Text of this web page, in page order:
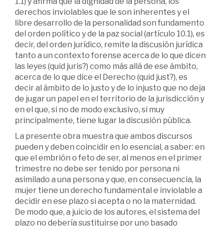
derechos inviolables que le son inherentes y el
libre desarrollo de la personalidad son fundamento
del orden político y de la paz social (artículo 10.1), es
decir, del orden jurídico, remite la discusión jurídica
tanto a un contexto forense acerca de lo que dicen
las leyes (quid juris?) como más allá de ese ámbito,
acerca de lo que dice el Derecho (quid just?), es
decir al ámbito de lo justo y de lo injusto que no deja
de jugar un papel en el territorio de la jurisdicción y
en el que, si no de modo exclusivo, si muy
principalmente, tiene lugar la discusión pública.
La presente obra muestra que ambos discursos
pueden y deben coincidir en lo esencial, a saber: en
que el embrión o feto de ser, al menos en el primer
trimestre no debe ser tenido por persona ni
asimilado a una persona y que, en consecuencia, la
mujer tiene un derecho fundamental e inviolable a
decidir en ese plazo si acepta o no la maternidad.
De modo que, a juicio de los autores, el sistema del
plazo no debería sustituirse por uno basado